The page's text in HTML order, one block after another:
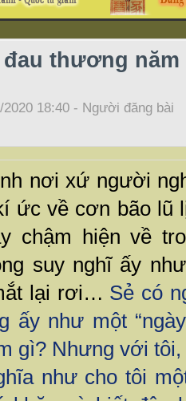
thương năm
18:40 - Người đăng bài
nơi xứ người
ức về cơn bão lũ
chậm hiện về
suy nghĩ ấy
lại rơi… Sẻ có
ấy như một
gì? Nhưng với
như cho tôi